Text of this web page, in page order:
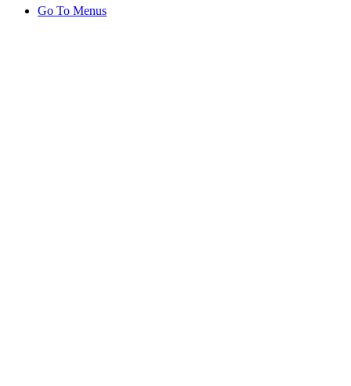
Go To Menus